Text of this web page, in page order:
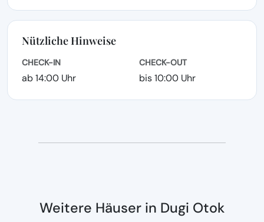
Nützliche Hinweise
CHECK-IN
ab 14:00 Uhr
CHECK-OUT
bis 10:00 Uhr
Weitere Häuser in Dugi Otok